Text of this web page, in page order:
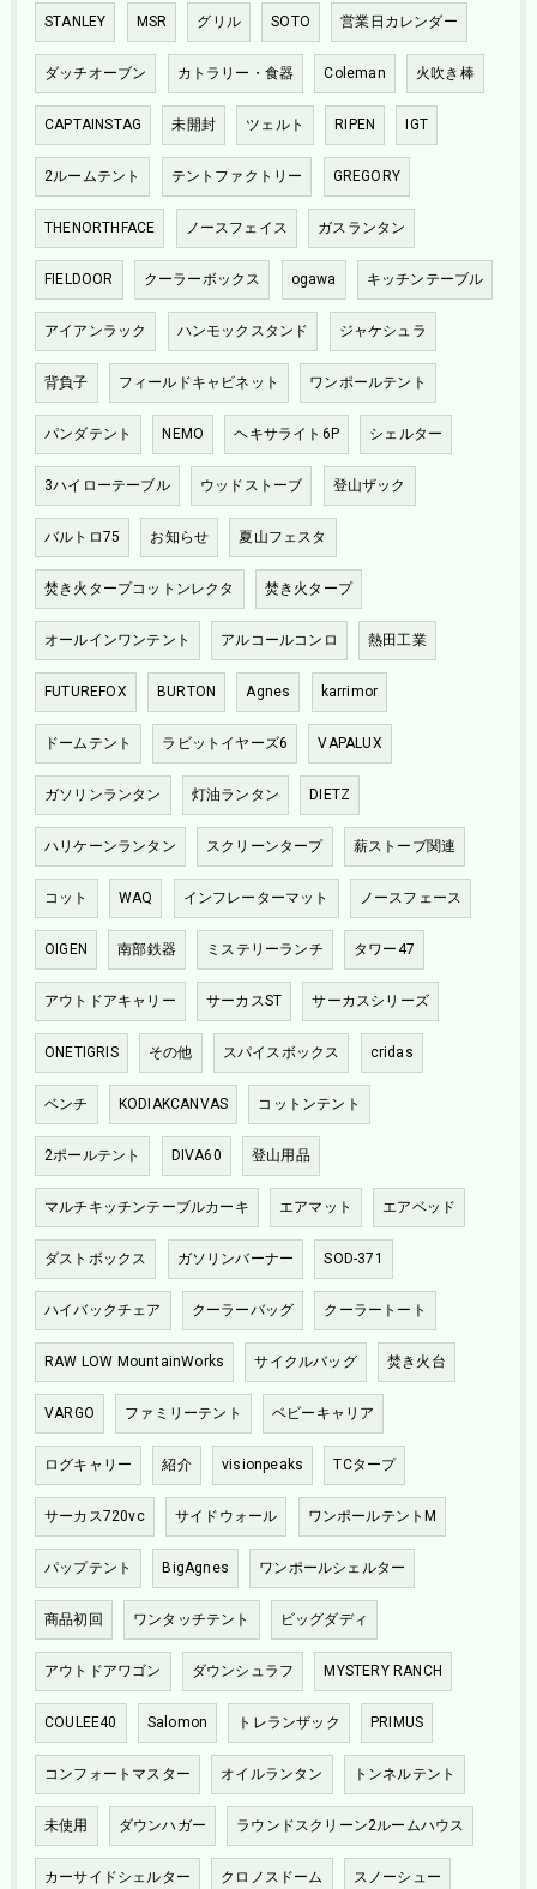
STANLEY MSR グリル SOTO 営業日カレンダー
ダッチオーブン カトラリー・食器 Coleman 火吹き棒
CAPTAINSTAG 未開封 ツェルト RIPEN IGT
2ルームテント テントファクトリー GREGORY
THENORTHFACE ノースフェイス ガスランタン
FIELDOOR クーラーボックス ogawa キッチンテーブル
アイアンラック ハンモックスタンド ジャケシュラ
背負子 フィールドキャビネット ワンポールテント
パンダテント NEMO ヘキサライト6P シェルター
3ハイローテーブル ウッドストーブ 登山ザック
バルトロ75 お知らせ 夏山フェスタ
焚き火タープコットンレクタ 焚き火タープ
オールインワンテント アルコールコンロ 熱田工業
FUTUREFOX BURTON Agnes karrimor
ドームテント ラビットイヤーズ6 VAPALUX
ガソリンランタン 灯油ランタン DIETZ
ハリケーンランタン スクリーンタープ 薪ストーブ関連
コット WAQ インフレーターマット ノースフェース
OIGEN 南部鉄器 ミステリーランチ タワー47
アウトドアキャリー サーカスST サーカスシリーズ
ONETIGRIS その他 スパイスボックス cridas
ベンチ KODIAKCANVAS コットンテント
2ポールテント DIVA60 登山用品
マルチキッチンテーブルカーキ エアマット エアベッド
ダストボックス ガソリンバーナー SOD-371
ハイバックチェア クーラーバッグ クーラートート
RAW LOW MountainWorks サイクルバッグ 焚き火台
VARGO ファミリーテント ベビーキャリア
ログキャリー 紹介 visionpeaks TCタープ
サーカス720vc サイドウォール ワンポールテントM
パップテント BigAgnes ワンポールシェルター
商品初回 ワンタッチテント ビッグダディ
アウトドアワゴン ダウンシュラフ MYSTERY RANCH
COULEE40 Salomon トレランザック PRIMUS
コンフォートマスター オイルランタン トンネルテント
未使用 ダウンハガー ラウンドスクリーン2ルームハウス
カーサイドシェルター クロノスドーム スノーシュー